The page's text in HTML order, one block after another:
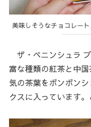
美味しそうなチョコレート
ザ・ペニンシュラ
富な種類の紅茶と中
気の茶葉をボンボン
クスに入っています